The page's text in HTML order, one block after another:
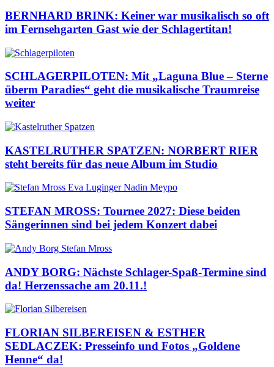
BERNHARD BRINK: Keiner war musikalisch so oft
im Fernsehgarten Gast wie der Schlagertitan!
SCHLAGERPILOTEN: Mit „Laguna Blue – Sterne
überm Paradies“ geht die musikalische Traumreise
weiter
KASTELRUTHER SPATZEN: NORBERT RIER
steht bereits für das neue Album im Studio
STEFAN MROSS: Tournee 2027: Diese beiden
Sängerinnen sind bei jedem Konzert dabei
ANDY BORG: Nächste Schlager-Spaß-Termine sind
da! Herzenssache am 20.11.!
FLORIAN SILBEREISEN & ESTHER
SEDLACZEK: Presseinfo und Fotos „Goldene
Henne“ da!